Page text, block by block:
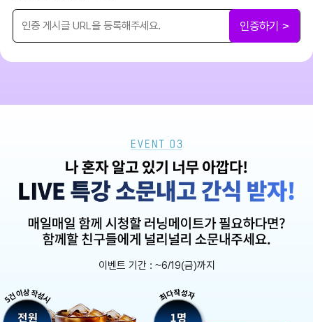
인증하기 >
이벤트 기간 : ~6/19(금)까지